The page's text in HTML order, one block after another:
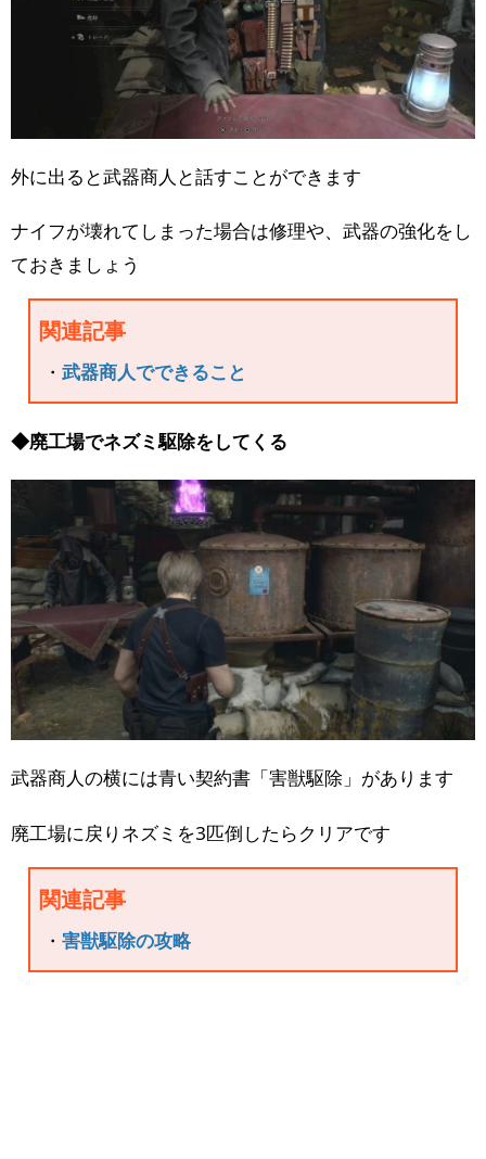
外に出ると武器商人と話すことができます
ナイフが壊れてしまった場合は修理や、武器の強化をし
ておきましょう
関連記事
・ 武器商人でできること
◆廃工場でネズミ駆除をしてくる
武器商人の横には青い契約書「害獣駆除」があります
廃工場に戻りネズミを3匹倒したらクリアです
関連記事
・ 害獣駆除の攻略